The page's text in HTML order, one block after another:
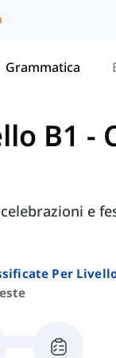
Grammatica
B1 -
e
Per